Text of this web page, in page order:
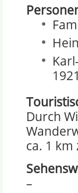
Durch
ca. 1
–